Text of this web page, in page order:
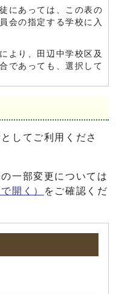
にあっては、この表の
会の指定する学校に入
より、田辺中学校区及
であっても、選択して
してご利用くださ
一部変更については
開く）
をご確認くだ